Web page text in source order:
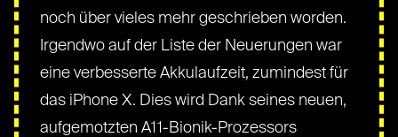
noch über vieles mehr geschrieben worden.
Irgendwo auf der Liste der Neuerungen war
eine verbesserte Akkulaufzeit, zumindest für
das iPhone X. Dies wird Dank seines neuen,
aufgemotzten A11-Bionik-Prozessors